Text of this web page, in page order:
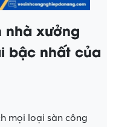
nhà xưởng
bậc nhất của
mọi loại sàn công